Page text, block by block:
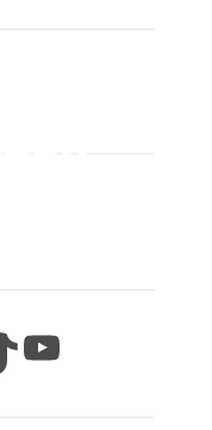
YouTube